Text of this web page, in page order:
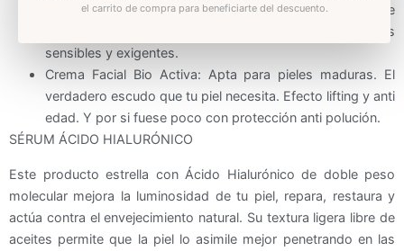
mixtas. Tratamiento intensivo completo a base de
ingredientes vegetales que mimarán hasta las pieles más
sensibles y exigentes.
Crema Facial Bio Activa: Apta para pieles maduras. El
verdadero escudo que tu piel necesita. Efecto lifting y anti
edad. Y por si fuese poco con protección anti polución.
SÉRUM ÁCIDO HIALURÓNICO
Este producto estrella con Ácido Hialurónico de doble peso
molecular mejora la luminosidad de tu piel, repara, restaura y
actúa contra el envejecimiento natural. Su textura ligera libre de
aceites permite que la piel lo asimile mejor penetrando en las
el carrito de compra para beneficiarte del descuento.